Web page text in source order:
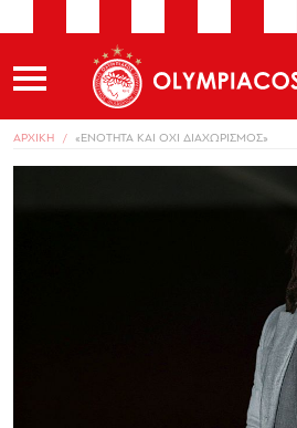
ΑΡΧΙΚΗ «ΕΝΟΤΗΤΑ ΚΑΙ ΟΧΙ ΔΙΑΧΩΡΙΣΜΟΣ»